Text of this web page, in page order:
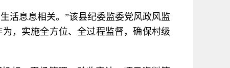
活息息相关。”该县纪委监委党风政风监
，实施全方位、全过程监督，确保村级